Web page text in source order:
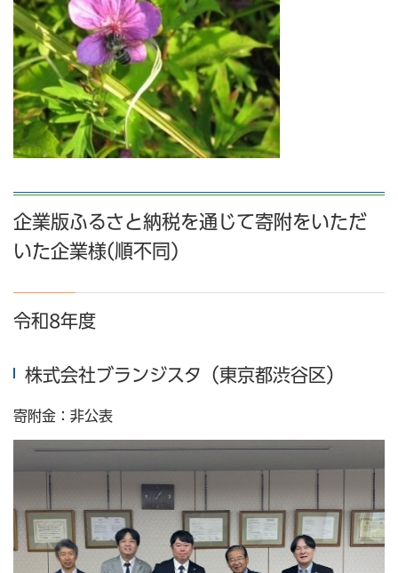
企業版ふるさと納税を通じて寄附をいただ
いた企業様(順不同)
令和8年度
株式会社ブランジスタ（東京都渋谷区）
寄附金：非公表